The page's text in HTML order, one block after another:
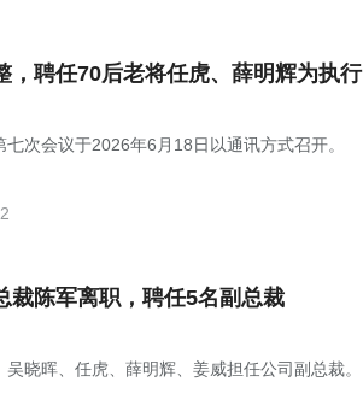
，聘任70后老将任虎、薛明辉为执行
次会议于2026年6月18日以通讯方式召开。
裁陈军离职，聘任5名副总裁
晓晖、任虎、薛明辉、姜威担任公司副总裁。